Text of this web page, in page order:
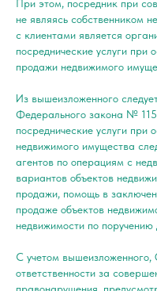
При этом, посредник при
не являясь собственником
с клиентами является
посреднические услуги при
продажи недвижимого
Из вышеизложенного
Федерального закона №
посреднические услуги при
недвижимого имущества
агентов по операциям с
вариантов объектов
продажи, помощь в
продаже объектов
недвижимости по поручению
С учетом
ответственности за